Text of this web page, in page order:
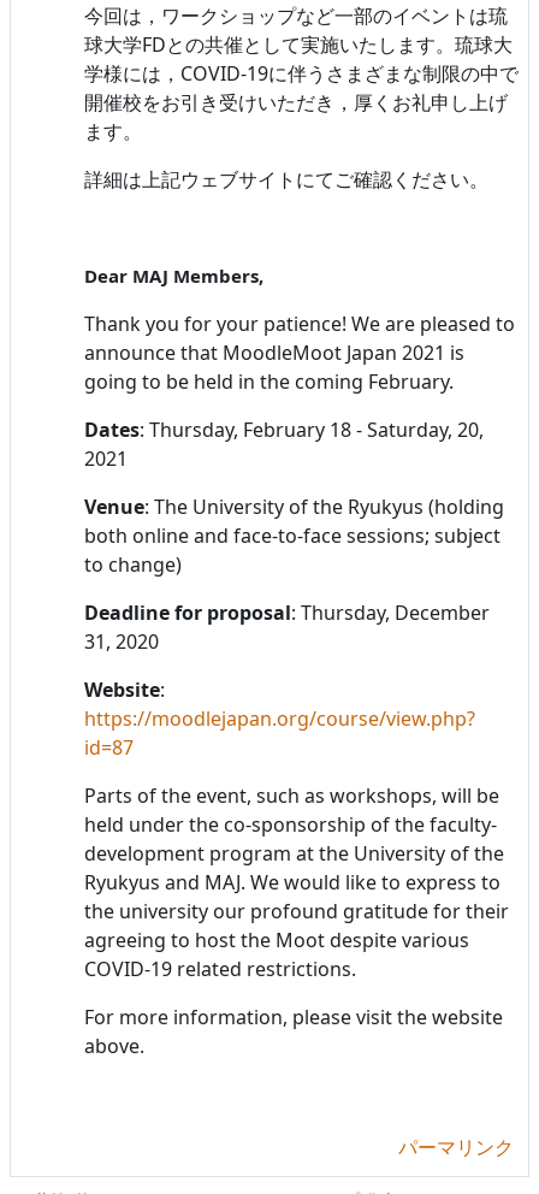
今回は，ワークショップなど一部のイベントは琉
球大学FDとの共催として実施いたします。琉球大
学様には，COVID-19に伴うさまざまな制限の中で
開催校をお引き受けいただき，厚くお礼申し上げ
ます。
詳細は上記ウェブサイトにてご確認ください。
Dear MAJ Members,
Thank you for your patience! We are pleased to
announce that MoodleMoot Japan 2021 is
going to be held in the coming February.
Dates: Thursday, February 18 - Saturday, 20,
2021
Venue: The University of the Ryukyus (holding
both online and face-to-face sessions; subject
to change)
Deadline for proposal: Thursday, December
31, 2020
Website:
https://moodlejapan.org/course/view.php?
id=87
Parts of the event, such as workshops, will be
held under the co-sponsorship of the faculty-
development program at the University of the
Ryukyus and MAJ. We would like to express to
the university our profound gratitude for their
agreeing to host the Moot despite various
COVID-19 related restrictions.
For more information, please visit the website
above.
パーマリンク